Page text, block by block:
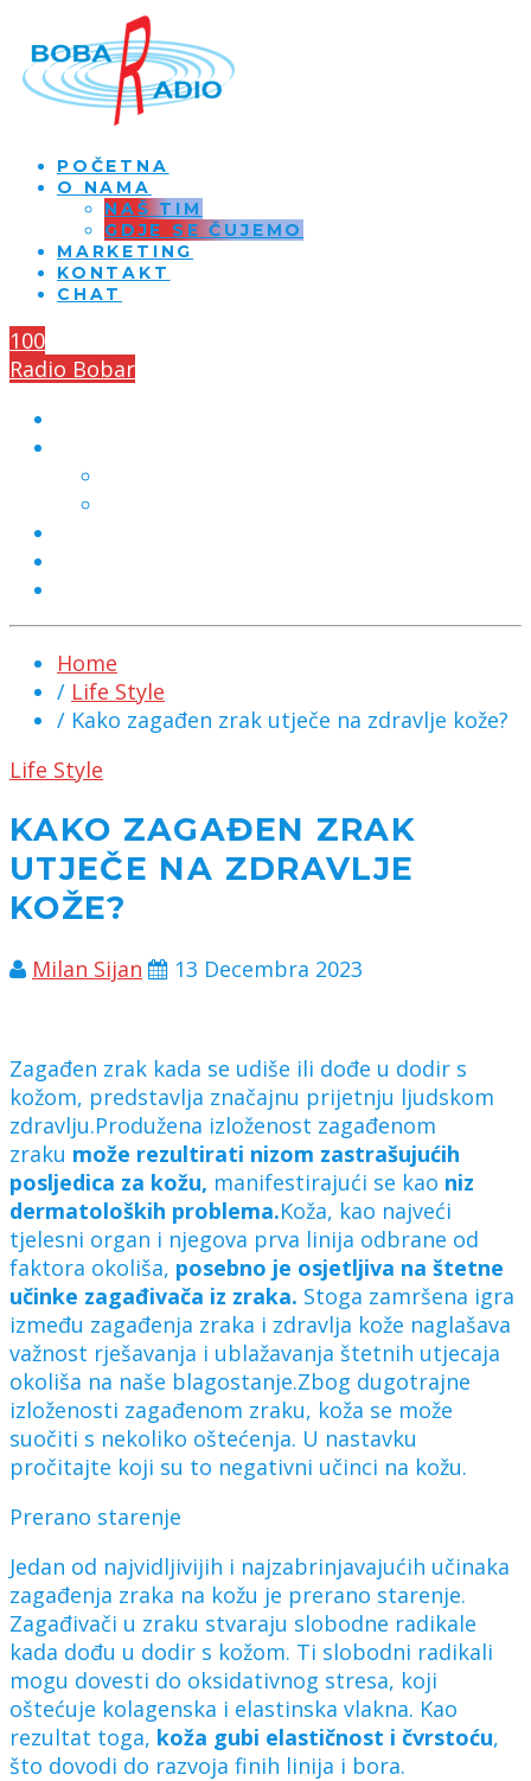
POČETNA
O NAMA
NAŠ TIM
GDJE SE ČUJEMO
MARKETING
KONTAKT
CHAT
100
Radio Bobar
Home
/ Life Style
/ Kako zagađen zrak utječe na zdravlje kože?
Life Style
KAKO ZAGAĐEN ZRAK
UTJEČE NA ZDRAVLJE
KOŽE?
Milan Sijan 13 Decembra 2023
Zagađen zrak kada se udiše ili dođe u dodir s
kožom, predstavlja značajnu prijetnju ljudskom
zdravlju.Produžena izloženost zagađenom
zraku može rezultirati nizom zastrašujućih
posljedica za kožu, manifestirajući se kao niz
dermatoloških problema.Koža, kao najveći
tjelesni organ i njegova prva linija odbrane od
faktora okoliša, posebno je osjetljiva na štetne
učinke zagađivača iz zraka. Stoga zamršena igra
između zagađenja zraka i zdravlja kože naglašava
važnost rješavanja i ublažavanja štetnih utjecaja
okoliša na naše blagostanje.Zbog dugotrajne
izloženosti zagađenom zraku, koža se može
suočiti s nekoliko oštećenja. U nastavku
pročitajte koji su to negativni učinci na kožu.
Prerano starenje
Jedan od najvidljivijih i najzabrinjavajućih učinaka
zagađenja zraka na kožu je prerano starenje.
Zagađivači u zraku stvaraju slobodne radikale
kada dođu u dodir s kožom. Ti slobodni radikali
mogu dovesti do oksidativnog stresa, koji
oštećuje kolagenska i elastinska vlakna. Kao
rezultat toga, koža gubi elastičnost i čvrstoću,
što dovodi do razvoja finih linija i bora.